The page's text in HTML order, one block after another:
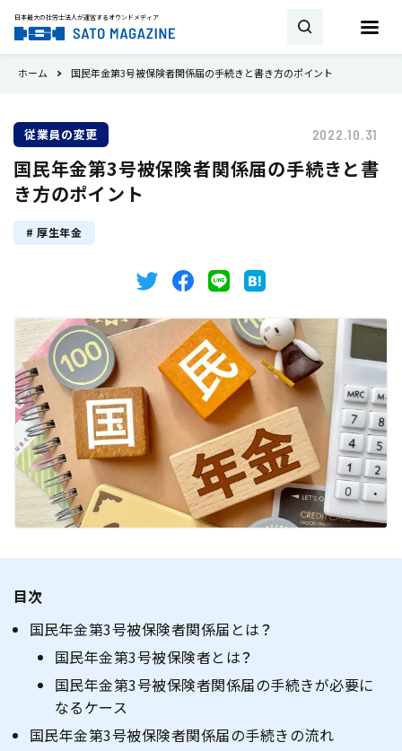
日本最大の社労士法人が運営するオウンドメディア
SATO MAGAZINEとは
新着
最新の法改正
タイミング
キーワード
試用期間
相談・顧問契約
就業規則
育児休業
36協定
事業所
会社設立
労災保険
雇用保険
厚生年金
健康保険
ホーム 国民年金第3号被保険者関係届の手続きと書き方のポイント
従業員の変更 2022.10.31
国民年金第3号被保険者関係届の手続きと書
き方のポイント
厚生年金
目次
国民年金第3号被保険者関係届とは？
国民年金第3号被保険者とは？
国民年金第3号被保険者関係届の手続きが必要に
なるケース
国民年金第3号被保険者関係届の手続きの流れ